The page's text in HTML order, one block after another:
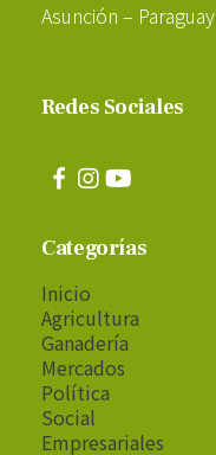
Asunción – Paraguay
Redes Sociales
Categorías
Inicio
Agricultura
Ganadería
Mercados
Política
Social
Empresariales